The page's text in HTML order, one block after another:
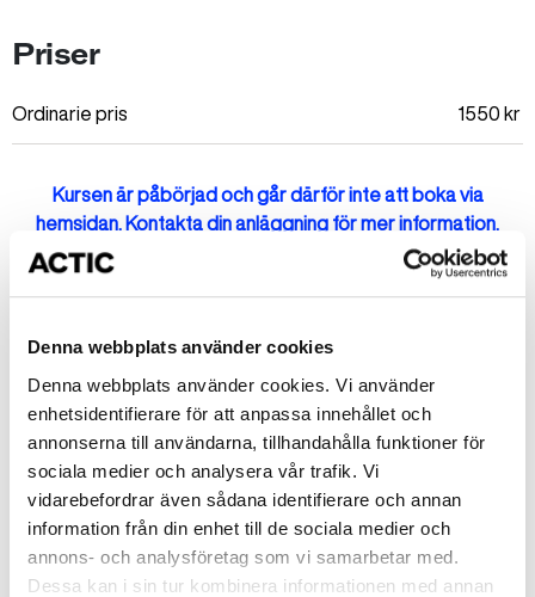
Denna webbplats använder cookies
Denna webbplats använder cookies. Vi använder
enhetsidentifierare för att anpassa innehållet och
annonserna till användarna, tillhandahålla funktioner för
sociala medier och analysera vår trafik. Vi
vidarebefordrar även sådana identifierare och annan
information från din enhet till de sociala medier och
annons- och analysföretag som vi samarbetar med.
Dessa kan i sin tur kombinera informationen med annan
Priser
Ordinarie pris 1550 kr
Kursen är påbörjad och går därför inte att boka via
hemsidan. Kontakta din anläggning för mer information.
Fler kurser på Grosvad
Bokningsbara
Babysimskola 1-2 år
Start: Tisdag 2026-08-18
Tid: 17:45-18:15